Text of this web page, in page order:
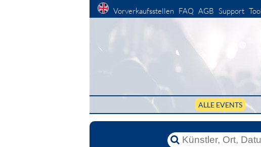
Vorverkaufsstellen FAQ AGB Support
ALLE EVENTS